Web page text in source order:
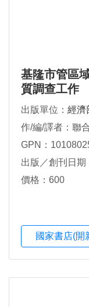
基隆市管區
質調查工作
出版單位： 經濟
作/編/譯者：聯
GPN：
出版／創刊日期
價格：600
國家書店(開